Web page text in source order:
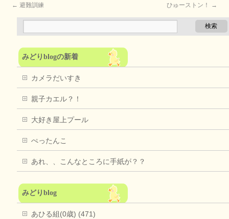
← 避難訓練 ひゅーストン！ →
みどりblogの新着
カメラだいすき
親子カエル？！
大好き屋上プール
ぺったんこ
あれ、、こんなところに手紙が？？
みどりblog
あひる組(0歳) (471)